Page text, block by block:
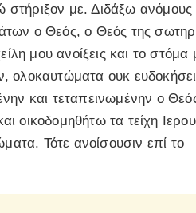
στήριξον με. Διδάξω ανόμους
ο Θεός, ο Θεός της
μου ανοίξεις και το στόμα
ολοκαυτώματα ουκ
και τεταπεινωμένην ο
οικοδομηθήτω τα τείχη
Τότε ανοίσουσιν επί το